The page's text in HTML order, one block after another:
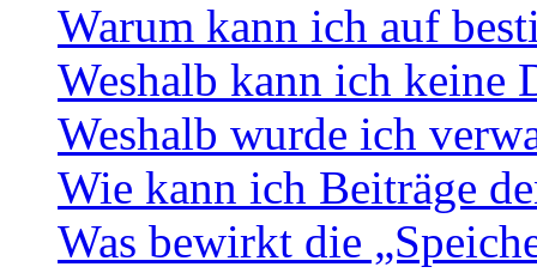
Warum kann ich auf
Weshalb kann ich keine
Weshalb wurde ich
Wie kann ich Beiträge
Was bewirkt die